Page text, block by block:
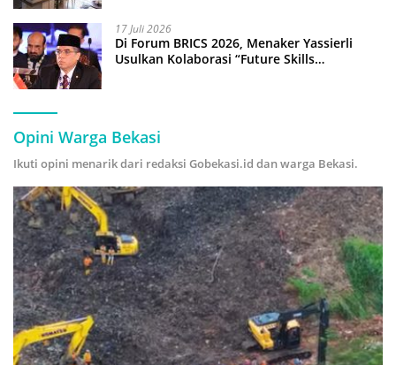
17 Juli 2026
Di Forum BRICS 2026, Menaker Yassierli
Usulkan Kolaborasi “Future Skills
Opini Warga Bekasi
Ikuti opini menarik dari redaksi Gobekasi.id dan warga Bekasi.